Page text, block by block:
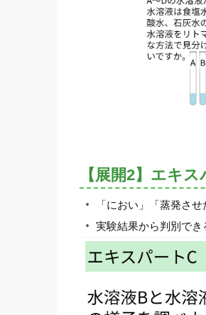
【展開2】エキ
「におい」「蒸発さ
実験結果から判別でき